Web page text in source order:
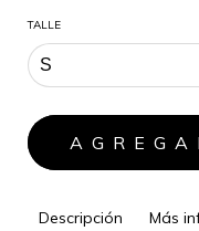
TALLE
Descripción Más